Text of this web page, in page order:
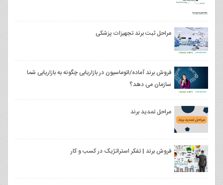
مراحل ثبت برند تجهیزات پزشکی
فروش برند آماده/اتوماسیون در بازاریابی چگونه به بازاریابی شما
سازمان می‌ دهد؟
مراحل تمدید برند
فروش برند | تفکر استراتژیک در کسب و کار